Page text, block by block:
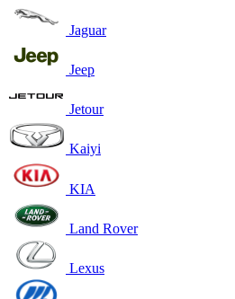
Jaguar
Jeep
Jetour
Kaiyi
KIA
Land Rover
Lexus